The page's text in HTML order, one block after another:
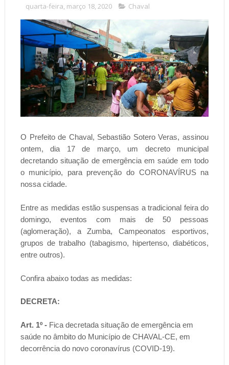
quarta-feira, março 18, 2020 Chaval
O Prefeito de Chaval, Sebastião Sotero Veras, assinou
ontem, dia 17 de março, um decreto municipal
decretando situação de emergência em saúde em todo
o município, para prevenção do CORONAVÍRUS na
nossa cidade.
Entre as medidas estão suspensas a tradicional feira do
domingo, eventos com mais de 50 pessoas
(aglomeração), a Zumba, Campeonatos esportivos,
grupos de trabalho (tabagismo, hipertenso, diabéticos,
entre outros).
Confira abaixo todas as medidas:
DECRETA:
Art. 1º -Fica decretada situação de emergência em
saúde no âmbito do Município de CHAVAL-CE, em
decorrência do novo coronavírus (COVID-19).